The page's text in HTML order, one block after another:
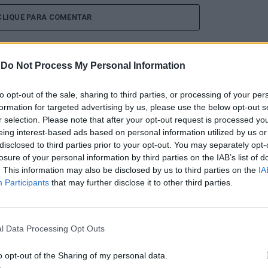
Do Not Process My Personal Information
opt-out of the sale, sharing to third parties, or processing of your
for targeted advertising by us, please use the below opt-out
selection. Please note that after your opt-out request is processed
interest-based ads based on personal information utilized by us
to third parties prior to your opt-out. You may separately
of your personal information by third parties on the IAB’s list of
This information may also be disclosed by us to third parties on the
Participants that may further disclose it to other third parties.
Data Processing Opt Outs
opt-out of the Sharing of my personal data.
PARA COMENTAR
de kitesurf
do Esposende Nortada Kite Fest vai ser o
vento e do mar. Integrado no circuito Nortada